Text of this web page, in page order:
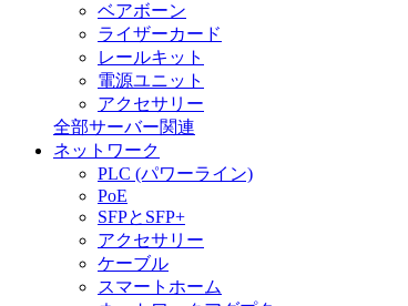
ベアボーン
ライザーカード
レールキット
電源ユニット
アクセサリー
全部サーバー関連
ネットワーク
PLC (パワーライン)
PoE
SFPとSFP+
アクセサリー
ケーブル
スマートホーム